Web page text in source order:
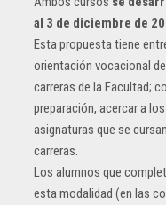
al 3 de diciembre de
Esta propuesta tiene
orientación vocacional
carreras de la Facultad;
preparación, acercar a
asignaturas que se
carreras.
Los alumnos que
esta modalidad (en las